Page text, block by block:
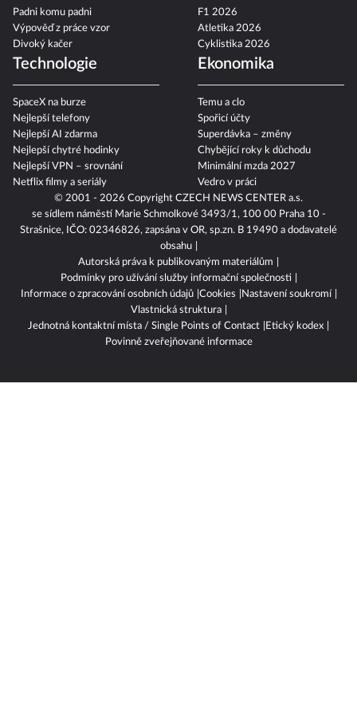
© 2001 - 2026 Copyright CZECH NEWS CENTER a.s.
se sídlem náměstí Marie Schmolkové 3493/1, 100 00 Praha 10 -
Strašnice, IČO: 02346826, zapsána v OR, sp.zn. B 19490 a dodavatelé
obsahu
Autorská práva k publikovaným materiálům
Podmínky pro užívání služby informační společnosti
Informace o zpracování osobních údajů Cookies
Nastavení soukromí
Vlastnická struktura
Jednotná kontaktní místa / Single Points of Contact
Etický kodex
Povinně zveřejňované informace
Padni komu padni
Výpověď z práce vzor
Divoký kačer
F1 2026
Atletika 2026
Cyklistika 2026
Technologie
SpaceX na burze
Nejlepší telefony
Nejlepší AI zdarma
Nejlepší chytré hodinky
Nejlepší VPN – srovnání
Netflix filmy a seriály
Ekonomika
Temu a clo
Spořicí účty
Superdávka – změny
Chybějící roky k důchodu
Minimální mzda 2027
Vedro v práci